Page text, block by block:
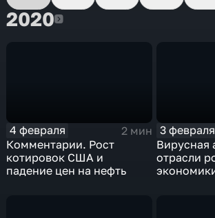
20202020
4 февраля
2 мин
Комментарии. Рост
котировок США и
падение цен на нефть
3 февраля
Вирусная
отрасли